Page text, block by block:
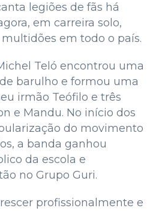
legiões de fãs há
em carreira solo,
em todo o país.
Teló encontrou uma
barulho e formou uma
irmão Teófilo e três
e Mandu. No início dos
do movimento
a banda ganhou
da escola e
no Grupo Guri.
profissionalmente e